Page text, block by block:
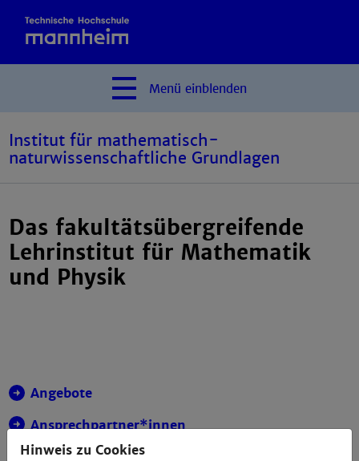
Menü einblenden
Institut für mathematisch-
naturwissenschaftliche Grundlagen
Das fakultätsübergreifende
Lehrinstitut für Mathematik
und Physik
Angebote
Ansprechpartner*innen
cosh-Ortsgruppe Mannheim
Hinweis zu Cookies